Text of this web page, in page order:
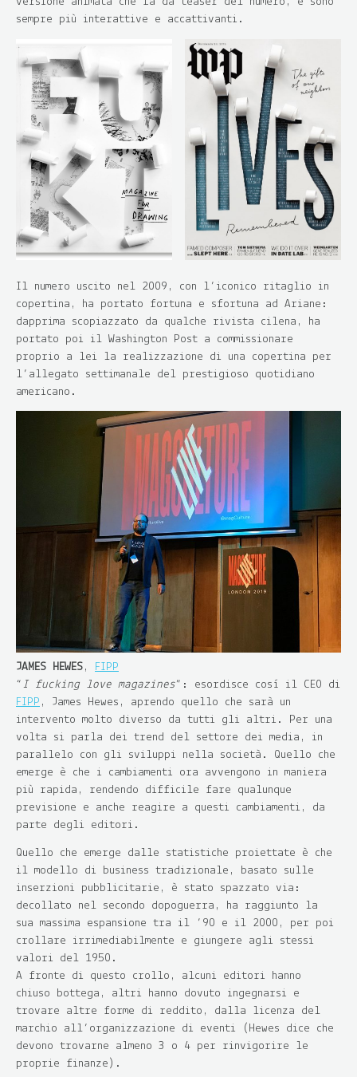
sempre più interattive e accattivanti.
Il numero uscito nel 2009, con l’iconico ritaglio in
copertina, ha portato fortuna e sfortuna ad Ariane:
dapprima scopiazzato da qualche rivista cilena, ha
portato poi il Washington Post a commissionare
proprio a lei la realizzazione di una copertina per
l’allegato settimanale del prestigioso quotidiano
americano.
JAMES HEWES , FIPP
“ I fucking love magazines”: esordisce così il CEO di
FIPP , James Hewes, aprendo quello che sarà un
intervento molto diverso da tutti gli altri. Per una
volta si parla dei trend del settore dei media, in
parallelo con gli sviluppi nella società. Quello che
emerge è che i cambiamenti ora avvengono in maniera
più rapida, rendendo difficile fare qualunque
previsione e anche reagire a questi cambiamenti, da
parte degli editori.
Quello che emerge dalle statistiche proiettate è che
il modello di business tradizionale, basato sulle
inserzioni pubblicitarie, è stato spazzato via:
decollato nel secondo dopoguerra, ha raggiunto la
sua massima espansione tra il ’90 e il 2000, per poi
crollare irrimediabilmente e giungere agli stessi
valori del 1950.
A fronte di questo crollo, alcuni editori hanno
chiuso bottega, altri hanno dovuto ingegnarsi e
trovare altre forme di reddito, dalla licenza del
marchio all’organizzazione di eventi (Hewes dice che
devono trovarne almeno 3 o 4 per rinvigorire le
proprie finanze).